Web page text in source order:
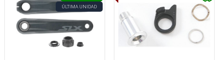
ÚLTIMA UNIDAD